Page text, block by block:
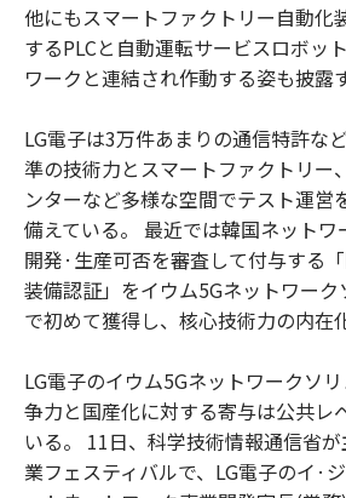
他にもスマートファクトリー自動化
するPLCと自動運転サービスロボッ
ワークと連結され作動する姿も披露
LG電子は3万件あまりの通信特許な
準の技術力とスマートファクトリー
ンターなど多様な空間でテスト運営
備えている。 最近では韓国ネット
開発·生産可否を審査して付与する
装備認証」をイウム5Gネットワー
で初めて獲得し、核心技術力の内在
LG電子のイウム5Gネットワークソ
争力と国産化に対する寄与は公共レ
いる。 11日、科学技術情報通信省
業フェスティバルで、LG電子のイ·